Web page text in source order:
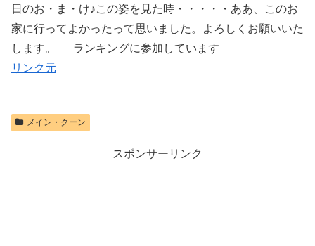
日のお・ま・け♪この姿を見た時・・・・・ああ、このお
家に行ってよかったって思いました。よろしくお願いいた
します。 ランキングに参加しています
リンク元
メイン・クーン
スポンサーリンク